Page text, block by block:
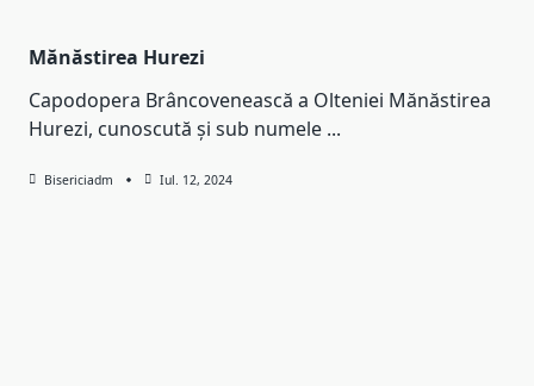
Mănăstirea Hurezi
Capodopera Brâncovenească a Olteniei Mănăstirea
Hurezi, cunoscută și sub numele ...
Bisericiadm Iul. 12, 2024